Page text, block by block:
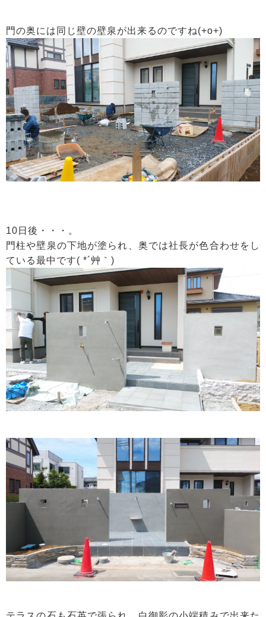
門の奥には同じ壁の壁泉が出来るのですね(+o+)
10日後・・・。
門柱や壁泉の下地が塗られ、奥では社長が色合わせをし
ている最中です( *´艸｀)